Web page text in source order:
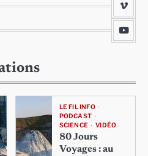
LE FIL INFO
PODCAST
SCIENCE
VIDÉO
80 Jours
Voyages : au